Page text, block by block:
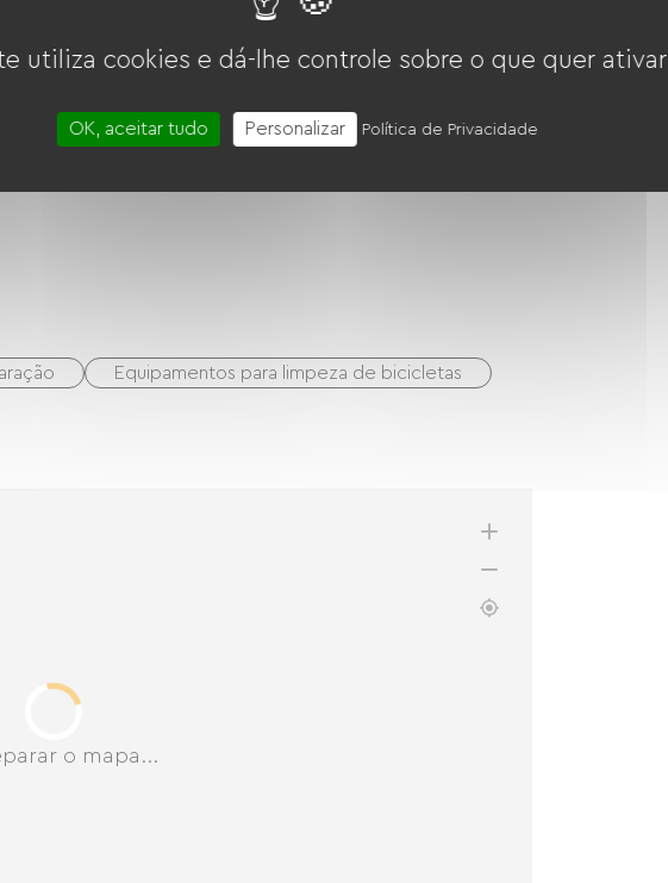
Equipamentos para limpeza de bicicletas
o mapa...
utiliza cookies e dá-lhe controle sobre o que quer ativar
OK, aceitar tudo Personalizar Política de Privacidade